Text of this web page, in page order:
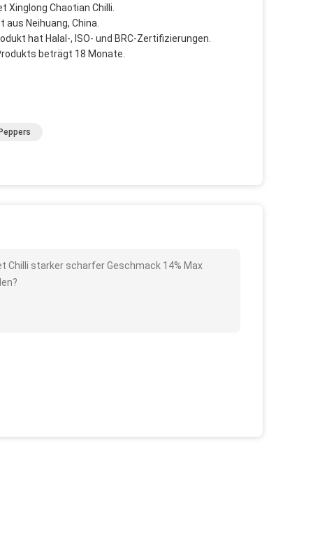
Xinglong Chaotian Chilli.
Neihuang, China.
hat Halal-, ISO- und BRC-Zertifizierungen.
beträgt 18 Monate.
starker scharfer Geschmack 14% Max